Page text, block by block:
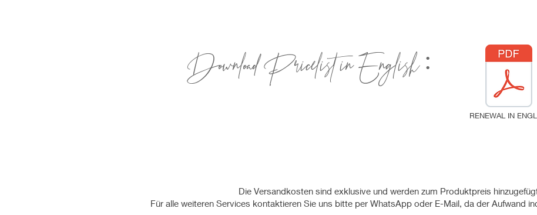
Download Pricelist in English :
RENEWAL IN
Die Versandkosten sind exklusive und werden zum Produktpreis
Für alle weiteren Services kontaktieren Sie uns bitte per WhatsApp oder E-Mail, da der Aufwand